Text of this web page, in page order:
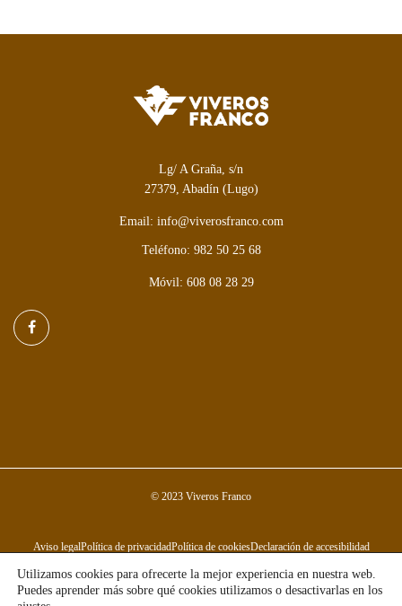
Lg/ A Graña, s/n
27379, Abadín (Lugo)
Email: info@viverosfranco.com
Teléfono: 982 50 25 68
Móvil: 608 08 28 29
© 2023 Viveros Franco
Aviso legalPolítica de privacidadPolítica de cookiesDeclaración de accesibilidad
Utilizamos cookies para ofrecerte la mejor experiencia en nuestra web.
Puedes aprender más sobre qué cookies utilizamos o desactivarlas en los